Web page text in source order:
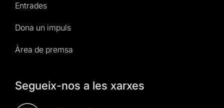
Entrades
Dona un impuls
Àrea de premsa
Segueix-nos a les xarxes